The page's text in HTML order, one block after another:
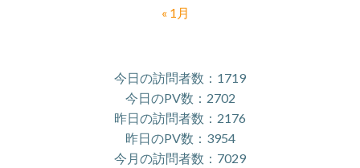
« 1月
今日の訪問者数：1719
今日のPV数：2702
昨日の訪問者数：2176
昨日のPV数：3954
今月の訪問者数：7029